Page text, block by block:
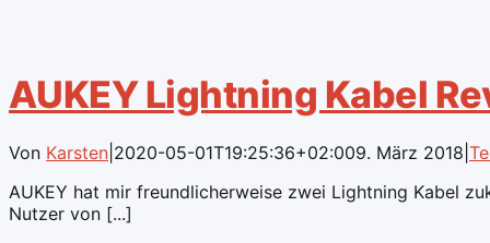
AUKEY Lightning Kabel
Von Karsten 2020-05-01T19:25:36+02:009. März 2018
AUKEY hat mir freundlicherweise zwei Lightning Kabel
Nutzer von [...]